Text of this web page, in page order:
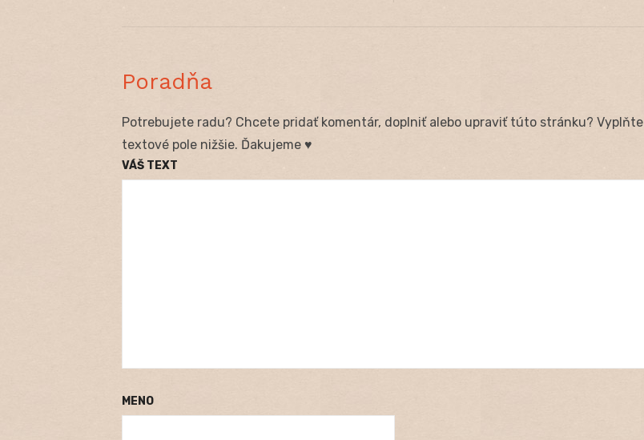
Poradňa
Potrebujete radu? Chcete pridať komentár, doplniť alebo upraviť túto stránku? Vyplňte
textové pole nižšie. Ďakujeme ♥
VÁŠ TEXT
MENO